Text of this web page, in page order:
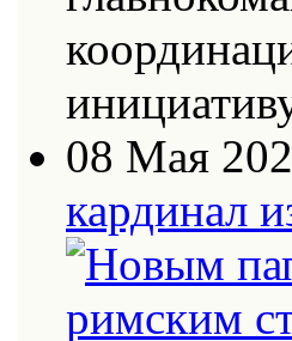
08 Мая
кардинал